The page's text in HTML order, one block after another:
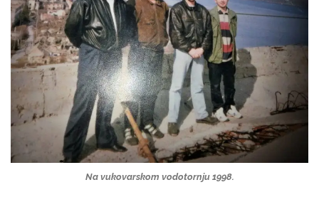
Na vukovarskom vodotornju 1998.